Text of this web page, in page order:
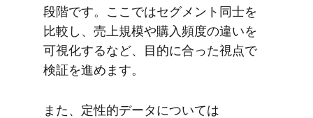
段階です。​ここでは​セグメント同士を​
比較し、​売上規模や​購入頻度の​違いを​
可視化するなど、​目的に​合った​視点で​
検証を​進めます。
また、​定性的データに​ついては​